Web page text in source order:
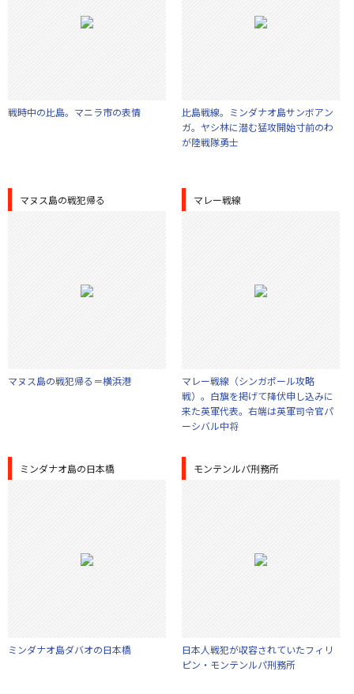
戦時中の比島。マニラ市の表情
比島戦線。ミンダナオ島サンボアン
ガ。ヤシ林に潜む猛攻開始寸前のわ
が陸戦隊勇士
マヌス島の戦犯帰る
マヌス島の戦犯帰る＝横浜港
マレー戦線
マレー戦線（シンガポール攻略
戦）。白旗を掲げて降伏申し込みに
来た英軍代表。右端は英軍司令官パ
ーシバル中将
ミンダナオ島の日本橋
ミンダナオ島ダバオの日本橋
モンテンルパ刑務所
日本人戦犯が収容されていたフィリ
ピン・モンテンルパ刑務所